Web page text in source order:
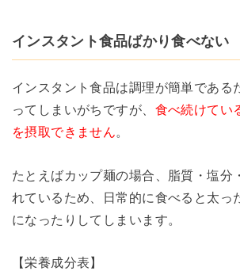
インスタント食品ばかり食べない
インスタント食品は調理が簡単である
ってしまいがちですが、 食べ続けてい
を摂取できません。
たとえばカップ麺の場合、脂質・塩分
れているため、日常的に食べると太っ
になったりしてしまいます。
【栄養成分表】